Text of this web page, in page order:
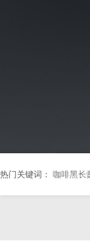
热门关键词： 咖啡黑长